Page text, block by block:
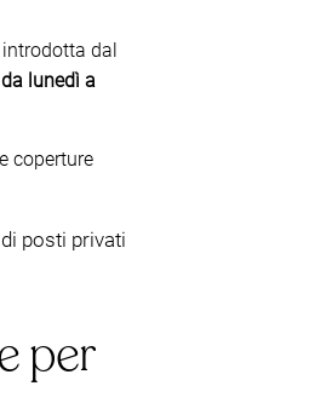
dal
da lunedì a
coperture
di posti privati
per